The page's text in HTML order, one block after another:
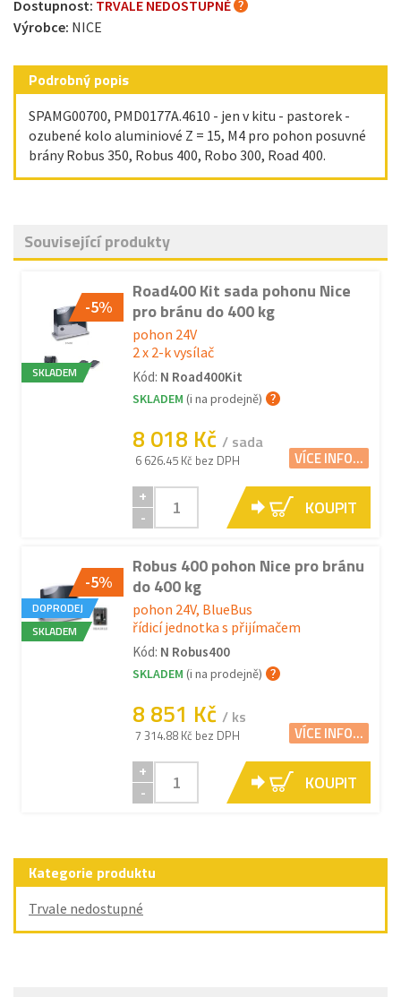
Dostupnost: TRVALE NEDOSTUPNÉ
Výrobce: NICE
Podrobný popis
SPAMG00700, PMD0177A.4610 - jen v kitu - pastorek -
ozubené kolo aluminiové Z = 15, M4 pro pohon posuvné
brány Robus 350, Robus 400, Robo 300, Road 400.
Související produkty
-5%
SKLADEM
Road400 Kit sada pohonu Nice
pro bránu do 400 kg
pohon 24V
2 x 2-k vysílač
Kód: N Road400Kit
SKLADEM (i na prodejně)
8 018 Kč / sada
6 626.45 Kč bez DPH VÍCE INFO...
+
-
KOUPIT
-5%
DOPRODEJ
SKLADEM
Robus 400 pohon Nice pro bránu
do 400 kg
pohon 24V, BlueBus
řídicí jednotka s přijímačem
Kód: N Robus400
SKLADEM (i na prodejně)
8 851 Kč / ks
7 314.88 Kč bez DPH VÍCE INFO...
+
-
KOUPIT
Kategorie produktu
Trvale nedostupné